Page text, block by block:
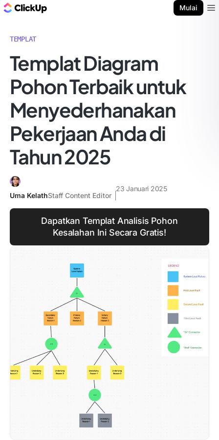
Mulai
TEMPLAT
Templat Diagram
Pohon Terbaik untuk
Menyederhanakan
Pekerjaan Anda di
Tahun 2025
Uma KelathStaff Content Editor
23 Januari 2025
Dapatkan Templat Analisis Pohon
Kesalahan Ini Secara Gratis!